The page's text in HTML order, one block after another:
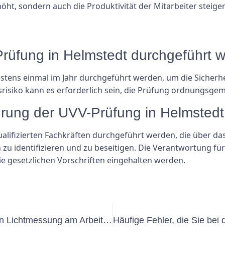
sondern auch die Produktivität der Mitarbeiter
in Helmstedt durchgeführt
einmal im Jahr durchgeführt werden, um die
kann es erforderlich sein, die Prüfung
der UVV-Prüfung in
Fachkräften durchgeführt werden, die über
identifizieren und zu beseitigen. Die Verantwortung
gesetzlichen Vorschriften eingehalten werden.
Die Vorteile der Implementierung von Lichtmessung am Arbeitsplatz